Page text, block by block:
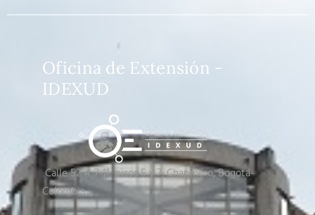
Oficina de Extensión -
IDEXUD
Calle 52 # 7-11, pisos 5 y 7, Chapinero, Bogotá-
Colombia